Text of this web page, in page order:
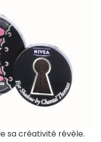
sa créativité révèle.